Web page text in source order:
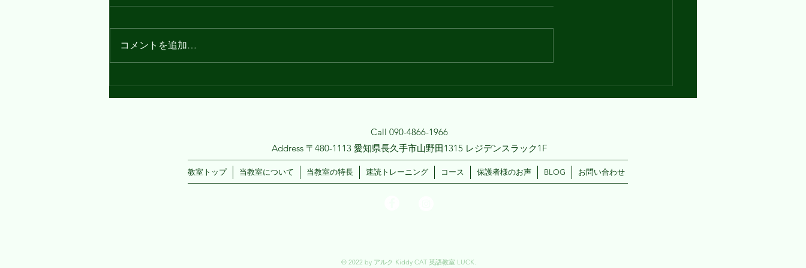
来ましたね🌸 今日から4月が始ま
り、新しい出会いと挑戦が待って
もありますよね。 今回は、そん
断るときに使うフレーズなんで
クラスメートみんなで歌った思い
コメントを追加…
Call 090-4866-1966
Address 〒480-1113 愛知県長久手市山野田1315 レジデンスラック1F
教室トップ 当教室について 当教室の特長 速読トレーニング コース 保護者様のお声 BLOG お問い合わせ
© 2022 by アルク Kiddy CAT 英語教室 LUCK.